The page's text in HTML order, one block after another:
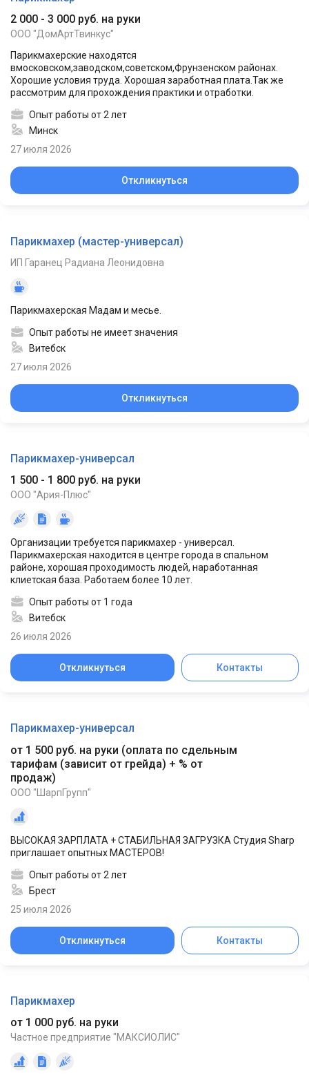
2 000 - 3 000 руб. на руки
ООО "ДомАртТвинкус"
Парикмахерские находятся
вмосковском,заводском,советском,Фрунзенском районах.
Хорошие условия труда. Хорошая заработная плата.Так же
рассмотрим для прохождения практики и отработки.
Опыт работы от 2 лет
Минск
27 июля 2026
Откликнуться
Парикмахер (мастер-универсал)
ИП Гаранец Радиана Леонидовна
Парикмахерская Мадам и месье.
Опыт работы не имеет значения
Витебск
27 июля 2026
Откликнуться
Парикмахер-универсал
1 500 - 1 800 руб. на руки
ООО "Ария-Плюс"
Организации требуется парикмахер - универсал.
Парикмахерская находится в центре города в спальном
районе, хорошая проходимость людей, наработанная
клиетская база. Работаем более 10 лет.
Опыт работы от 1 года
Витебск
26 июля 2026
Откликнуться Контакты
Парикмахер-универсал
от 1 500 руб. на руки (оплата по сдельным
тарифам (зависит от грейда) + % от
продаж)
ООО "ШарпГрупп"
ВЫСОКАЯ ЗАРПЛАТА + СТАБИЛЬНАЯ ЗАГРУЗКА Студия Sharp
приглашает опытных МАСТЕРОВ!
Опыт работы от 2 лет
Брест
25 июля 2026
Откликнуться Контакты
Парикмахер
от 1 000 руб. на руки
Частное предприятие "МАКСИОЛИС"